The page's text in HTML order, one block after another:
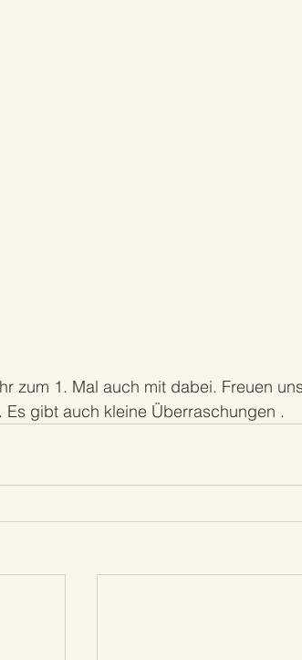
zum 1. Mal auch mit dabei. Freuen
Es gibt auch kleine Überraschungen .